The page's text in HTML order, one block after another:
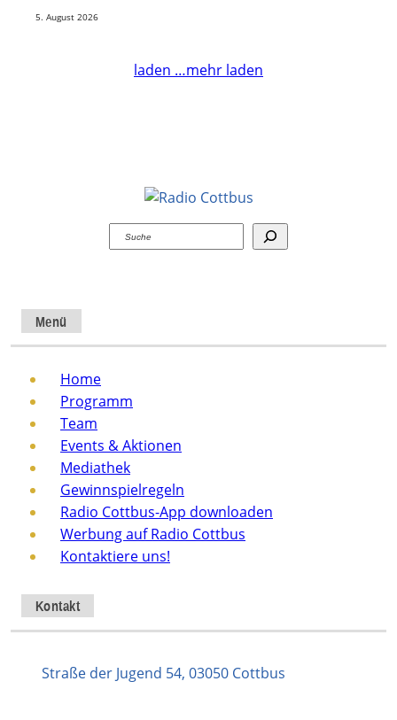
5. August 2026
laden …mehr laden
Suchen
Menü
Home
Programm
Team
Events & Aktionen
Mediathek
Gewinnspielregeln
Radio Cottbus-App downloaden
Werbung auf Radio Cottbus
Kontaktiere uns!
Kontakt
Straße der Jugend 54, 03050 Cottbus